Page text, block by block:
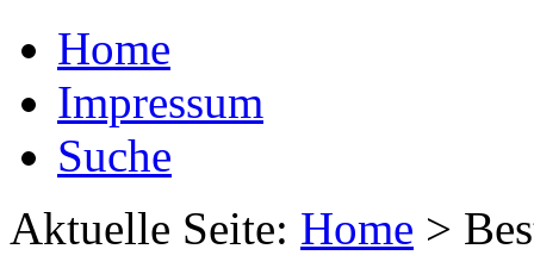
Home
Impressum
Suche
Aktuelle Seite: Home >